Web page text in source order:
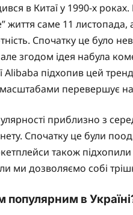
в Китаї у 1990-х роках.
життя саме 11
Спочатку це було
згодом ідея набула
Alibaba підхопив цей
перевершує
приблизно з
Спочатку це були
також
ми дозволяємо собі
в